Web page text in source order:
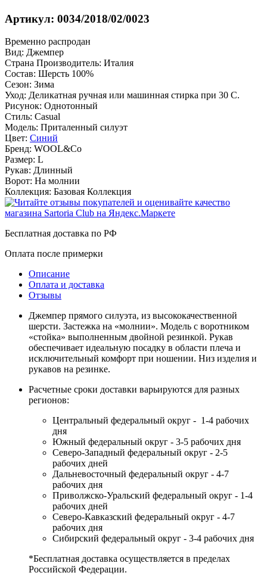
Артикул: 0034/2018/02/0023
Временно распродан
Вид: Джемпер
Страна Производитель: Италия
Состав: Шерсть 100%
Сезон: Зима
Уход: Деликатная ручная или машинная стирка при 30 С.
Рисунок: Однотонный
Стиль: Casual
Модель: Приталенный силуэт
Цвет: Синий
Бренд: WOOL&Co
Размер: L
Рукав: Длинный
Ворот: На молнии
Коллекция: Базовая Коллекция
Бесплатная доставка по РФ
Оплата после примерки
Описание
Оплата и доставка
Отзывы
Джемпер прямого силуэта, из высококачественной
шерсти. Застежка на «молнии». Модель с воротником
«стойка» выполненным двойной резинкой. Рукав
обеспечивает идеальную посадку в области плеча и
исключительный комфорт при ношении. Низ изделия и
рукавов на резинке.
Расчетные сроки доставки варьируются для разных
регионов:
Центральный федеральный округ - 1-4 рабочих
дня
Южный федеральный округ - 3-5 рабочих дня
Северо-Западный федеральный округ - 2-5
рабочих дней
Дальневосточный федеральный округ - 4-7
рабочих дня
Приволжско-Уральский федеральный округ - 1-4
рабочих дней
Северо-Кавказский федеральный округ - 4-7
рабочих дня
Сибирский федеральный округ - 3-4 рабочих дня
*Бесплатная доставка осуществляется в пределах
Российской Федерации.